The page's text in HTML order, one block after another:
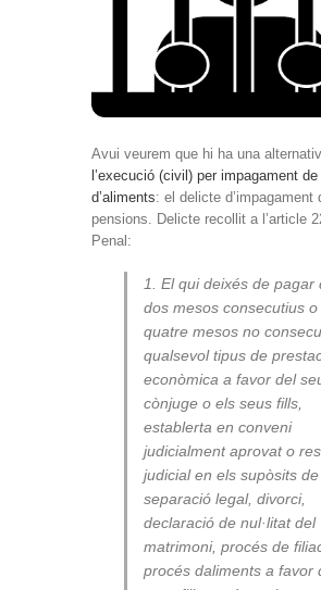
Avui veurem que hi ha una
l’execució (civil) per impagament
d’aliments: el delicte d’impagament
pensions. Delicte recollit a l’article
Penal:
1. El qui deixés de pagar
dos mesos consecutius o
quatre mesos no
qualsevol tipus de
econòmica a favor del
cònjuge o els seus fills,
establerta en conveni
judicialment aprovat o
judicial en els supòsits de
separació legal, divorci,
declaració de nul·litat del
matrimoni, procés de
procés daliments a favor